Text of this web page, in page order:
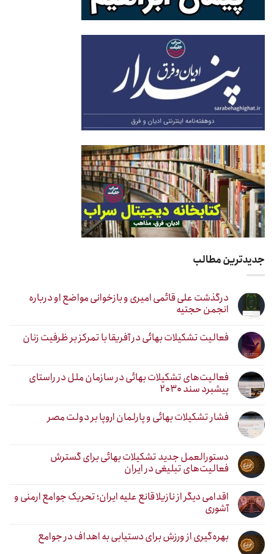
جدیدترین مطالب
درگذشت علی قائمی امیری و بازخوانی مواضع او درباره
انجمن حجتیه
فعالیت تشکیلات بهائی در آفریقا با تمرکز بر ظرفیت زنان
فعالیت‌های تشکیلات بهائی در سازمان ملل در راستای
پیشبرد سند ۲۰۳۰
فشار تشکیلات بهائی و پارلمان اروپا بر دولت مصر
دستورالعمل جدید تشکیلات بهائی برای گسترش
فعالیت‌های تبلیغی در ایران
اقدامی دیگر از نازیلا قانع علیه ایران؛ تحریک جوامع ارمنی و
آشوری
بهره‌گیری از ورزش برای دستیابی به اهداف در جوامع